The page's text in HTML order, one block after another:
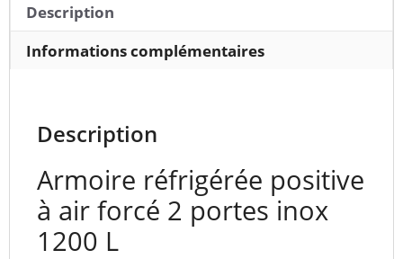
Description
Informations complémentaires
Description
Armoire réfrigérée positive
à air forcé 2 portes inox
1200 L